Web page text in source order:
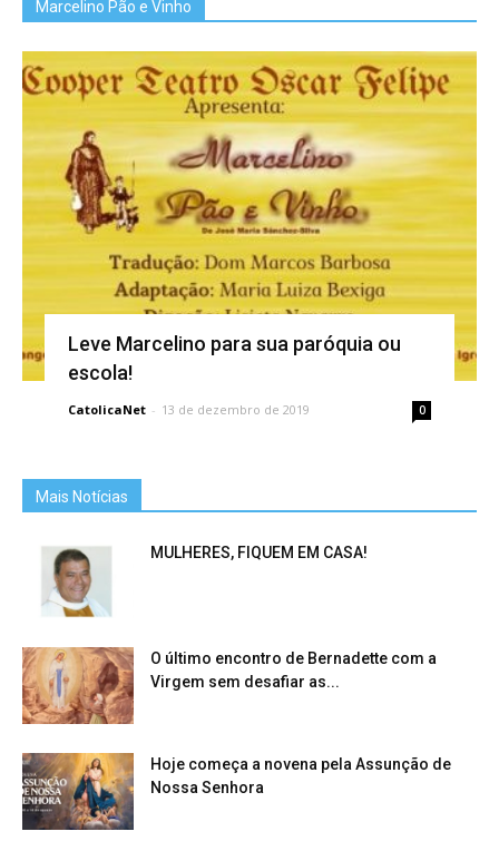
Marcelino Pão e Vinho
Leve Marcelino para sua paróquia ou
escola!
CatolicaNet - 13 de dezembro de 2019 0
Mais Notícias
MULHERES, FIQUEM EM CASA!
O último encontro de Bernadette com a
Virgem sem desafiar as...
Hoje começa a novena pela Assunção de
Nossa Senhora